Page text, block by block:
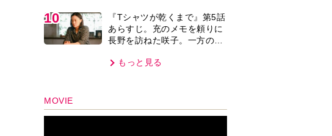
バレあり＞
10
『Tシャツが乾くまで』第5話
あらすじ。充のメモを頼りに
長野を訪ねた咲子。一方の樹
タバレあり＞
もっと見る
MOVIE